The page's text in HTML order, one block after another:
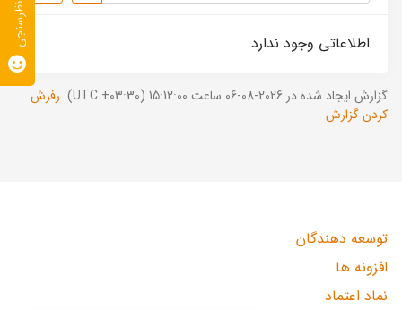
اطلاعاتی وجود ندارد.
گزارش ایجاد شده در 2026-08-06 ساعت 15:12:00 (UTC +03:30).
رفرش
کردن گزارش
توسعه دهندگان
افزونه ها
نماد اعتماد
نظرسنجی